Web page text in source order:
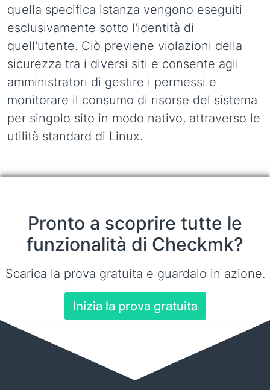
quella specifica istanza vengono eseguiti
esclusivamente sotto l'identità di
quell'utente. Ciò previene violazioni della
sicurezza tra i diversi siti e consente agli
amministratori di gestire i permessi e
monitorare il consumo di risorse del sistema
per singolo sito in modo nativo, attraverso le
utilità standard di Linux.
Pronto a scoprire tutte le
funzionalità di Checkmk?
Scarica la prova gratuita e guardalo in azione.
Inizia la prova gratuita